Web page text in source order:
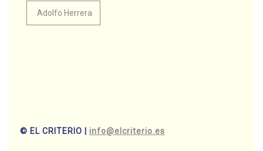
Adolfo Herrera
© EL CRITERIO | info@elcriterio.es